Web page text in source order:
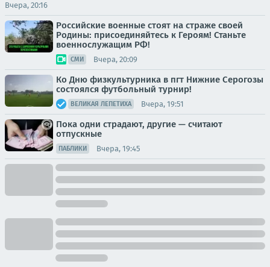
Вчера, 20:16
Российские военные стоят на страже своей
Родины: присоединяйтесь к Героям! Станьте
военнослужащим РФ!
СМИ Вчера, 20:09
Ко Дню физкультурника в пгт Нижние Серогозы
состоялся футбольный турнир!
ВЕЛИКАЯ ЛЕПЕТИХА Вчера, 19:51
Пока одни страдают, другие — считают
отпускные
ПАБЛИКИ Вчера, 19:45